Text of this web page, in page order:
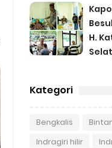
H.
Kategori
Bengkalis
Indragiri hilir